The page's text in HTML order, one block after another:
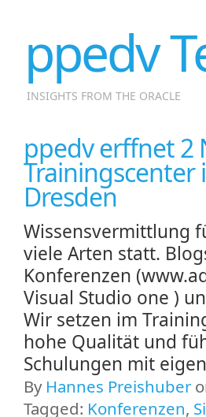
ppedv
INSIGHTS FROM THE ORACLE
ppedv erffnet 2
Trainingscenter
Dresden
Wissensvermittlung
viele Arten statt.
Konferenzen
Visual Studio one )
Wir setzen im
hohe Qualität und
Schulungen mit
By Hannes Preishuber
Tagged: Konferenzen,